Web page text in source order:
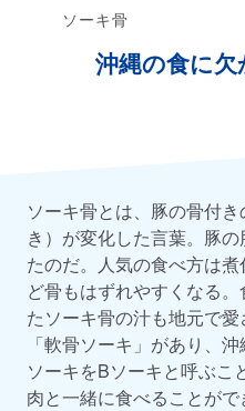
ソーキ骨
沖縄の食に
ソーキ骨とは、豚の骨付
き）が変化した言葉。豚
たのだ。人気の食べ方は
ど骨もはずれやすくなる
たソーキ骨の汁も地元で
「軟骨ソーキ」があり、
ソーキをBソーキと呼ぶこ
肉と一緒に食べることがで